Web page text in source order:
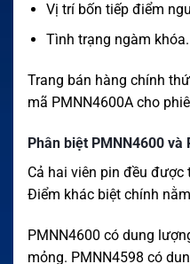
Vị trí bốn tiếp điểm
Tình trạng ngàm khóa.
Trang bán hàng chính
mã PMNN4600A cho
Phân biệt PMNN4600 và
Cả hai viên pin đều được
Điểm khác biệt chính
PMNN4600 có dung
mỏng. PMNN4598 có